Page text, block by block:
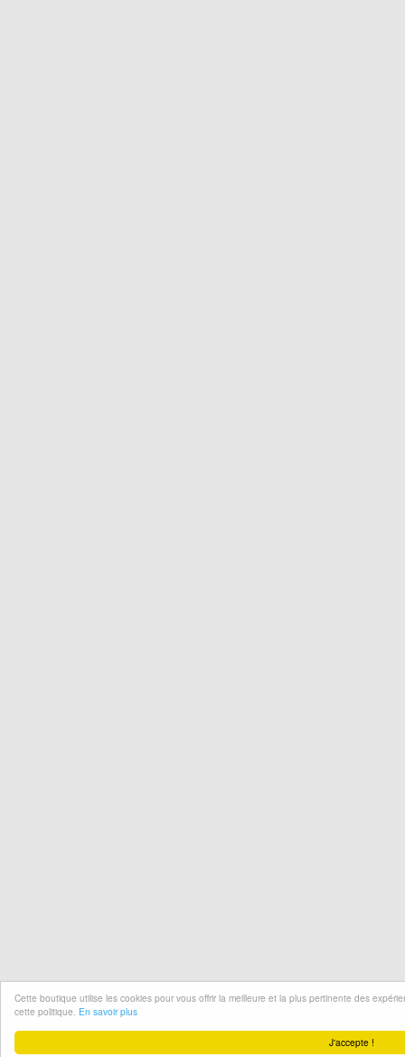
J'accepte !
Cette boutique utilise les cookies pour vous offrir la meilleure et la plus pertinente des
cette politique. En savoir plus